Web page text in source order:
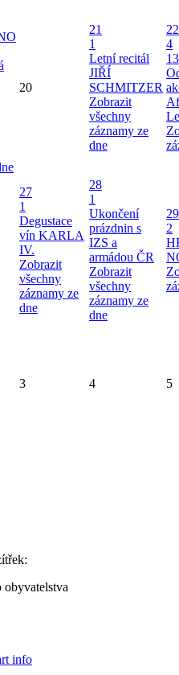
20
21
1
Letní recitál
JIŘÍ
SCHMITZER
Zobrazit
všechny
záznamy ze
dne
22
4
27
1
Degustace
vín KARLA
IV.
Zobrazit
všechny
záznamy ze
dne
28
1
Ukončení
prázdnin s
IZS a
armádou ČR
Zobrazit
všechny
záznamy ze
dne
29
2
3 4 5